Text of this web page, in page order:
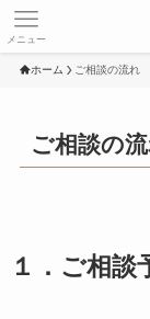
メニュー
ホーム ご相談の流れ
ご相談の
１．ご相談